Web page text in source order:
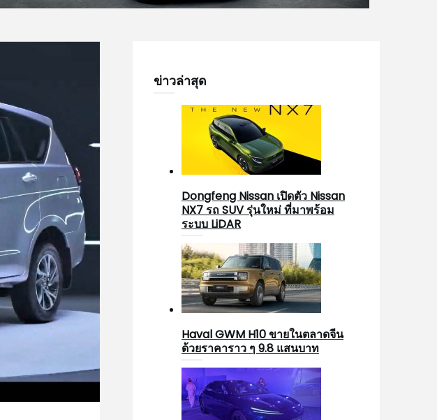
ข่าวล่าสุด
Dongfeng Nissan เปิดตัว Nissan
NX7 รถ SUV รุ่นใหม่ ที่มาพร้อม
ระบบ LiDAR
Haval GWM H10 ขายในตลาดจีน
ด้วยราคาราว ๆ 9.8 แสนบาท